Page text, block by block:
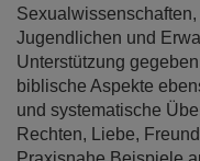
Jugendlichen und
Unterstützung
biblische Aspekte
und systematische
Rechten, Liebe,